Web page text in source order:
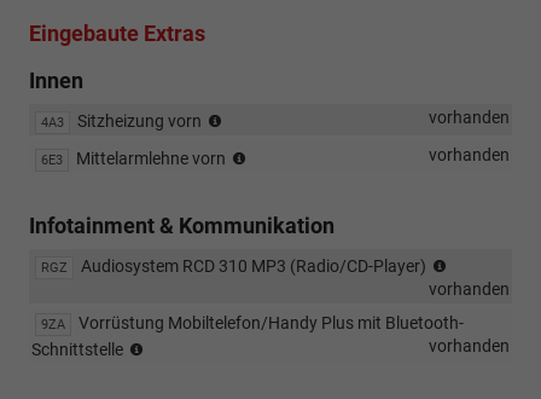
Eingebaute Extras
Innen
4A3 Sitzheizung vorn vorhanden
6E3 Mittelarmlehne vorn
Ablagebox,
und
vorhanden
Infotainment & Kommunikation
RGZ Audiosystem RCD 310 MP3 (Radio/CD-Player)
310"
vorhanden
9ZA
Vorrüstung Mobiltelefon/Handy Plus mit Bluetooth-
Schnittstelle
vorhanden